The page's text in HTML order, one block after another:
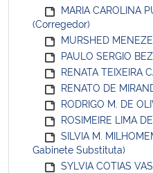
MARIA CAROLINA
(Corregedor)
MURSHED
PAULO SERGIO
RENATA TEIXEIRA
RENATO DE
RODRIGO M. DE
ROSIMEIRE LIMA
SILVIA M.
Gabinete Substituta)
SYLVIA COTIAS